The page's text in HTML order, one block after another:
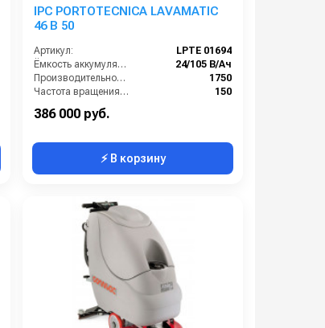
IPC PORTOTECNICA LAVAMATIC
46 B 50
Артикул:
LPTE 01694
Ёмкость аккумуляторов (Ач):
24/105 В/Ач
Производительность по площади (м2/ч):
1750
Частота вращения щетки (об/мин):
150
386 000 руб.
⚡ В корзину